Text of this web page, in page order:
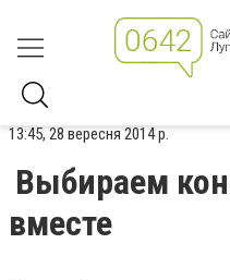
13:45, 28 вересня 2014 р.
Выбираем
вместе